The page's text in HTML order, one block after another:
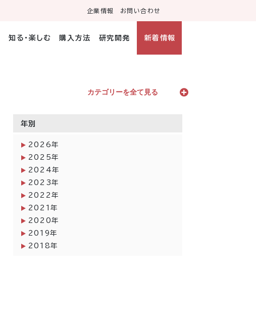
企業情報 お問い合わせ
知る・楽しむ 購入方法 研究開発 新着情報
カテゴリーを全て見る
年別
2026年
2025年
2024年
2023年
2022年
2021年
2020年
2019年
2018年